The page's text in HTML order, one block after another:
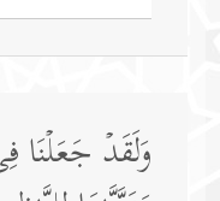
وَلَقَدۡ جَعَلۡنَا